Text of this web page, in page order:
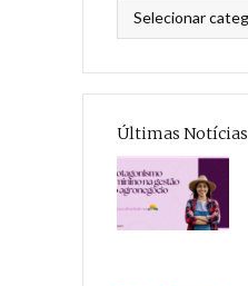
Últimas Notícias